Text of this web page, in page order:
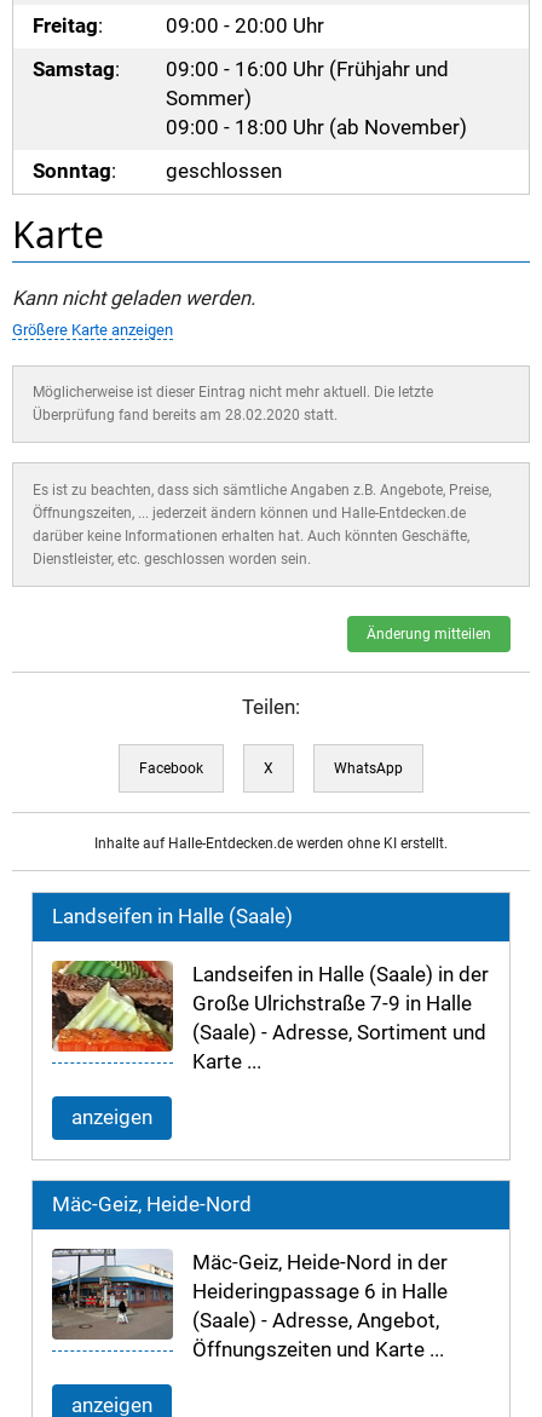
Freitag:
09:00 - 20:00 Uhr
Samstag:
09:00 - 16:00 Uhr (Frühjahr und
Sommer)
09:00 - 18:00 Uhr (ab November)
Sonntag: geschlossen
Karte
Kann nicht geladen werden.
Größere Karte anzeigen
Möglicherweise ist dieser Eintrag nicht mehr aktuell. Die letzte
Überprüfung fand bereits am 28.02.2020 statt.
Es ist zu beachten, dass sich sämtliche Angaben z.B. Angebote, Preise,
Öffnungszeiten, ... jederzeit ändern können und Halle-Entdecken.de
darüber keine Informationen erhalten hat. Auch könnten Geschäfte,
Dienstleister, etc. geschlossen worden sein.
Änderung mitteilen
Teilen:
Facebook X WhatsApp
Inhalte auf Halle-Entdecken.de werden ohne KI erstellt.
Landseifen in Halle (Saale)
Landseifen in Halle (Saale) in der
Große Ulrichstraße 7-9 in Halle
(Saale) - Adresse, Sortiment und
Karte ...
anzeigen
Mäc-Geiz, Heide-Nord
Mäc-Geiz, Heide-Nord in der
Heideringpassage 6 in Halle
(Saale) - Adresse, Angebot,
Öffnungszeiten und Karte ...
anzeigen